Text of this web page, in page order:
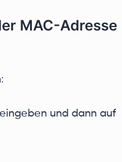
MAC-Adresse
und dann auf